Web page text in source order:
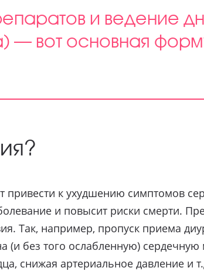
и ведение
— вот основная
привести к ухудшению симптомов
и повысит риски смерти.
Так, например, пропуск приема
(и без того ослабленную)
снижая артериальное давление и